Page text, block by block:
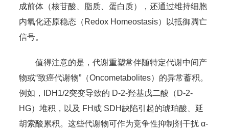
成前体（核苷酸、脂质、蛋白质），还通过维持细胞
内氧化还原稳态（Redox Homeostasis）以抵御凋亡
信号。
值得注意的是，代谢重塑常伴随特定代谢中间产
物或“致癌代谢物”（Oncometabolites）的异常蓄积。
例如，IDH1/2突变导致的 D-2-羟基戊二酸（D-2-
HG）堆积，以及 FH或 SDH缺陷引起的琥珀酸、延
胡索酸累积。这些代谢物可作为竞争性抑制剂干扰 α-